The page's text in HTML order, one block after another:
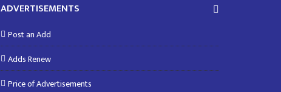
ADVERTISEMENTS
Post an Add
Adds Renew
Price of Advertisements